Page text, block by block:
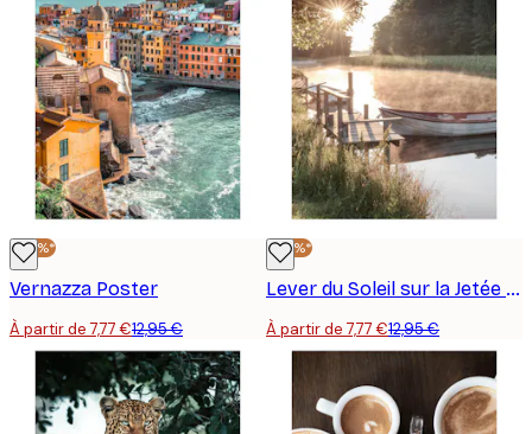
-40%*
Vernazza Poster
À partir de 7,77 €12,95 €
-40%*
Lever du Soleil sur la Jetée Poster
À partir de 7,77 €12,95 €